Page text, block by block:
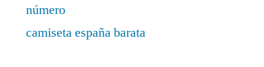
número
camiseta españa barata